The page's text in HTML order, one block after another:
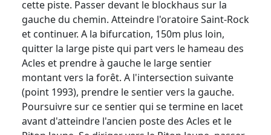
cette piste. Passer devant le blockhaus sur la
gauche du chemin. Atteindre l'oratoire Saint-Rock
et continuer. A la bifurcation, 150m plus loin,
quitter la large piste qui part vers le hameau des
Acles et prendre à gauche le large sentier
montant vers la forêt. A l'intersection suivante
(point 1993), prendre le sentier vers la gauche.
Poursuivre sur ce sentier qui se termine en lacet
avant d'atteindre l'ancien poste des Acles et le